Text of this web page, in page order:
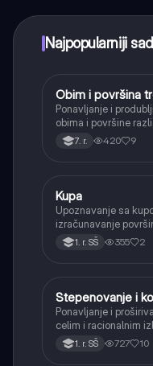
Najpopularniji
Matematika
Obim i površina
Ponavljanje i
obima i površine
četvorouglova
7. r. 420 9
Matematika
Kupa
Upoznavanje sa
izračunavanje
1. r. SŠ 355 2
Matematika
Stepenovanje i
Ponavljanje i
celim i racionalnim
korenima i
1. r. SŠ 727 10